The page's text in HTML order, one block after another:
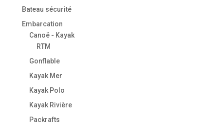
Bateau sécurité
Embarcation
Canoë - Kayak
RTM
Gonflable
Kayak Mer
Kayak Polo
Kayak Rivière
Packrafts